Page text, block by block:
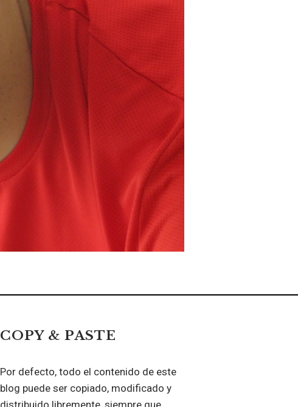
COPY & PASTE
Por defecto, todo el contenido de este
blog puede ser copiado, modificado y
distribuido libremente, siempre que